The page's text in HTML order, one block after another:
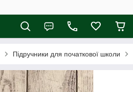
Підручники для початкової школи